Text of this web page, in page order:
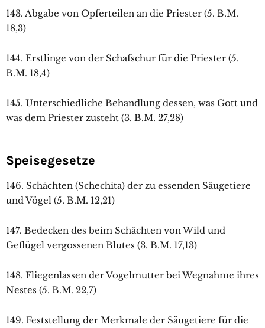
143. Abgabe von Opferteilen an die Priester (5. B.M.
18,3)
144. Erstlinge von der Schafschur für die Priester (5.
B.M. 18,4)
145. Unterschiedliche Behandlung dessen, was Gott und
was dem Priester zusteht (3. B.M. 27,28)
Speisegesetze
146. Schächten (Schechita) der zu essenden Säugetiere
und Vögel (5. B.M. 12,21)
147. Bedecken des beim Schächten von Wild und
Geflügel vergossenen Blutes (3. B.M. 17,13)
148. Fliegenlassen der Vogelmutter bei Wegnahme ihres
Nestes (5. B.M. 22,7)
149. Feststellung der Merkmale der Säugetiere für die